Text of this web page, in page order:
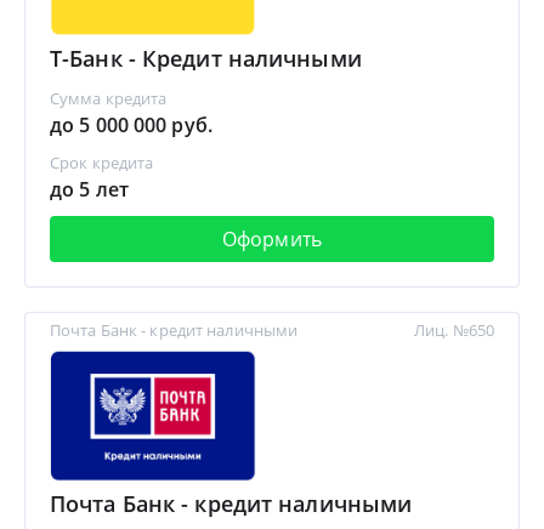
Т-Банк - Кредит наличными
Сумма кредита
до 5 000 000 руб.
Срок кредита
до 5 лет
Оформить
Почта Банк - кредит наличными
Почта Банк - кредит наличными
Лиц. №650